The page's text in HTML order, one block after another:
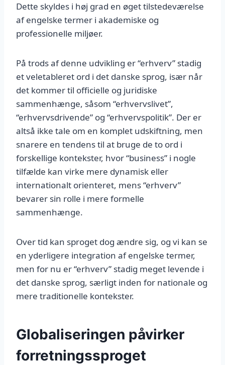
Dette skyldes i høj grad en øget tilstedeværelse
af engelske termer i akademiske og
professionelle miljøer.
På trods af denne udvikling er “erhverv” stadig
et veletableret ord i det danske sprog, især når
det kommer til officielle og juridiske
sammenhænge, såsom “erhvervslivet”,
“erhvervsdrivende” og “erhvervspolitik”. Der er
altså ikke tale om en komplet udskiftning, men
snarere en tendens til at bruge de to ord i
forskellige kontekster, hvor “business” i nogle
tilfælde kan virke mere dynamisk eller
internationalt orienteret, mens “erhverv”
bevarer sin rolle i mere formelle
sammenhænge.
Over tid kan sproget dog ændre sig, og vi kan se
en yderligere integration af engelske termer,
men for nu er “erhverv” stadig meget levende i
det danske sprog, særligt inden for nationale og
mere traditionelle kontekster.
Globaliseringen påvirker
forretningssproget